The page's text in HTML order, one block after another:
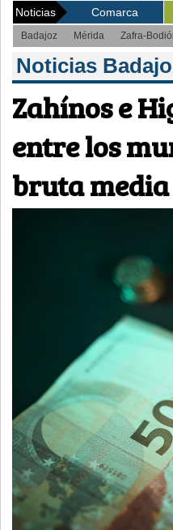
Noticias Comarca
Badajoz Mérida Zafra-
Noticias
Zahínos e
entre los
bruta media